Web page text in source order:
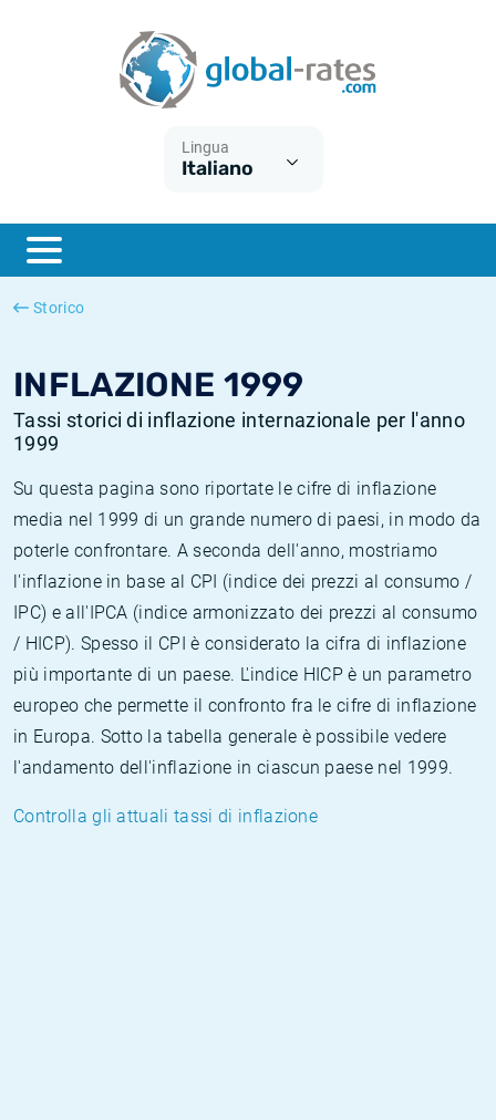
Lingua
Italiano
Storico
INFLAZIONE 1999
Tassi storici di inflazione internazionale per l'anno
1999
Su questa pagina sono riportate le cifre di inflazione
media nel 1999 di un grande numero di paesi, in modo da
poterle confrontare. A seconda dell'anno, mostriamo
l'inflazione in base al CPI (indice dei prezzi al consumo /
IPC) e all'IPCA (indice armonizzato dei prezzi al consumo
/ HICP). Spesso il CPI è considerato la cifra di inflazione
più importante di un paese. L'indice HICP è un parametro
europeo che permette il confronto fra le cifre di inflazione
in Europa. Sotto la tabella generale è possibile vedere
l'andamento dell'inflazione in ciascun paese nel 1999.
Controlla gli attuali tassi di inflazione
ESTER
SONIA
Cos'è l'inflazione CPI?
Cos'è l'inflazione HICP?
Inflazione Italia
Inflazione Stati Uniti
Tassi storici Euribor
Tassi storici di SONIA
Tassi storici di TONAR
Calcolatore dell’inflazione